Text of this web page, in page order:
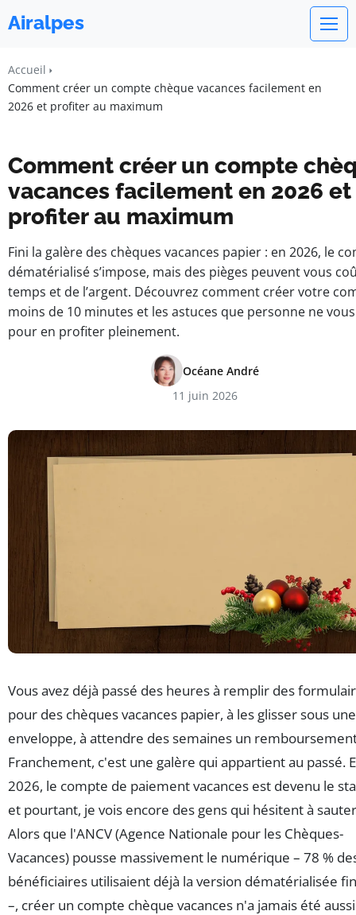
Airalpes
Accueil
Comment créer un compte chèque vacances facilement en
2026 et profiter au maximum
Comment créer un compte
vacances facilement en 2026 et
profiter au maximum
Fini la galère des chèques vacances papier : en 2026, le
dématérialisé s’impose, mais des pièges peuvent vous
temps et de l’argent. Découvrez comment créer votre
moins de 10 minutes et les astuces que personne ne
pour en profiter pleinement.
Océane André
11 juin 2026
Vous avez déjà passé des heures à remplir des
pour des chèques vacances papier, à les glisser sous une
enveloppe, à attendre des semaines un
Franchement, c'est une galère qui appartient au passé.
2026, le compte de paiement vacances est devenu le
et pourtant, je vois encore des gens qui hésitent à
Alors que l'ANCV (Agence Nationale pour les Chèques-
Vacances) pousse massivement le numérique – 78 %
bénéficiaires utilisaient déjà la version dématérialisée
–, créer un compte chèque vacances n'a jamais été aussi